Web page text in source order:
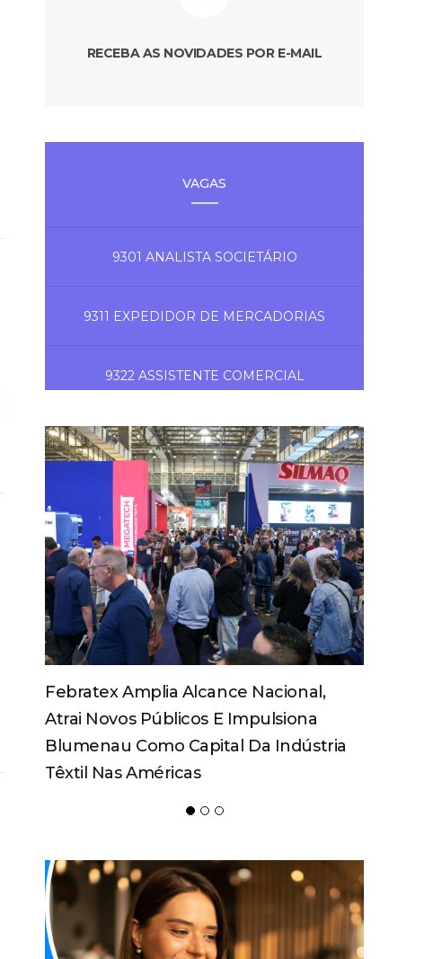
Movimenta Economia Em Santa
Catarina